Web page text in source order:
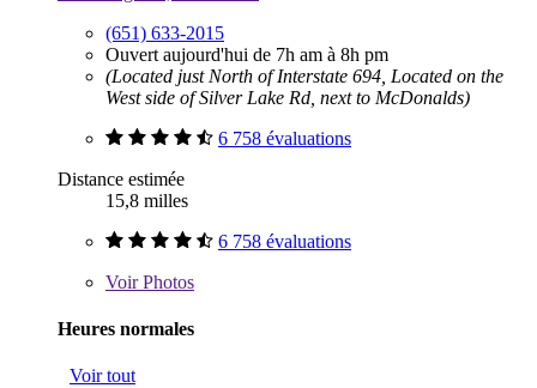
(651) 633-2015
Ouvert aujourd'hui de 7h am à 8h pm
(Located just North of Interstate 694, Located on the
West side of Silver Lake Rd, next to McDonalds)
6 758 évaluations
Distance estimée
15,8 milles
6 758 évaluations
VoirPhotos
Heures normales
Voir tout